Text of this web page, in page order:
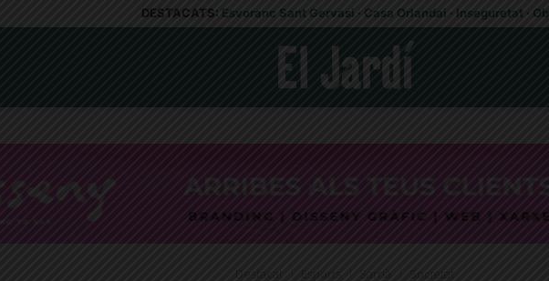
DESTACATS: Esvoranc Sant Gervasi · Casa Orlandai · Inseguretat ·